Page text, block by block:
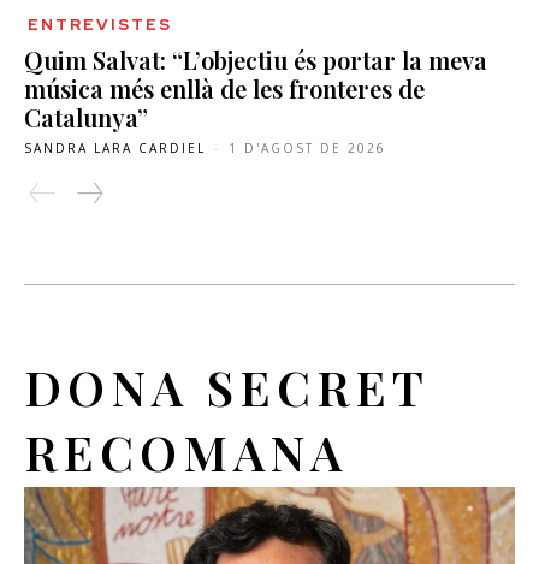
ENTREVISTES
Quim Salvat: “L’objectiu és portar la meva
música més enllà de les fronteres de
Catalunya”
SANDRA LARA CARDIEL - 1 D'AGOST DE 2026
DONA SECRET
RECOMANA